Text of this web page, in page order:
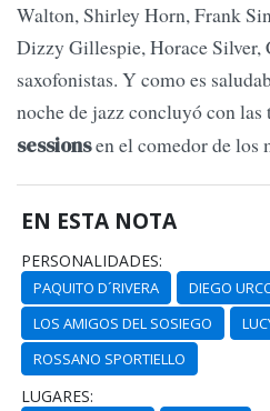
Walton, Shirley Horn, Frank
Dizzy Gillespie, Horace Silver,
saxofonistas. Y como es
noche de jazz concluyó con las
sessionsen el comedor de los
EN ESTA NOTA
PERSONALIDADES:
PAQUITO D´RIVERA
DIEGO
LOS AMIGOS DEL SOSIEGO
ROSSANO SPORTIELLO
LUGARES: